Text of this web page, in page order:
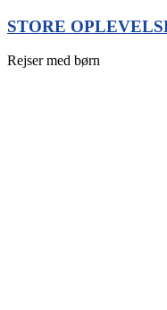
Videre
indhold
STORE
Rejser med børn